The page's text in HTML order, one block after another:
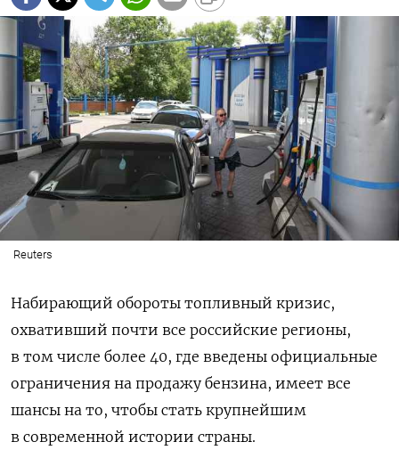
Reuters
Набирающий обороты топливный кризис,
охвативший почти все российские регионы,
в том числе более 40, где введены официальные
ограничения на продажу бензина, имеет все
шансы на то, чтобы стать крупнейшим
в современной истории страны.